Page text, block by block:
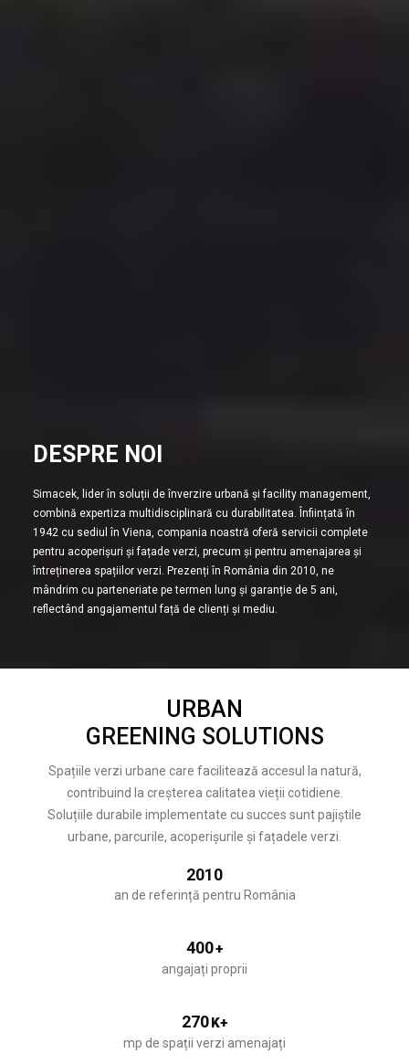
DESPRE NOI
Simacek, lider în soluții de înverzire urbană și facility management,
combină expertiza multidisciplinară cu durabilitatea. Înființată în
1942 cu sediul în Viena, compania noastră oferă servicii complete
pentru acoperișuri și fațade verzi, precum și pentru amenajarea și
întreținerea spațiilor verzi. Prezenți în România din 2010, ne
mândrim cu parteneriate pe termen lung și garanție de 5 ani,
reflectând angajamentul față de clienți și mediu.
URBAN
GREENING SOLUTIONS
Spațiile verzi urbane care facilitează accesul la natură,
contribuind la creșterea calitatea vieții cotidiene.
Soluțiile durabile implementate cu succes sunt pajiștile
urbane, parcurile, acoperișurile și fațadele verzi.
2010
an de referință pentru România
400+
angajați proprii
270K+
mp de spații verzi amenajați